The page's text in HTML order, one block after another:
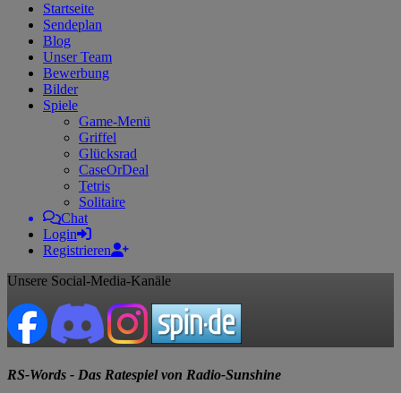
Startseite
Sendeplan
Blog
Unser Team
Bewerbung
Bilder
Spiele
Game-Menü
Griffel
Glücksrad
CaseOrDeal
Tetris
Solitaire
Chat
Login
Registrieren
Unsere Social-Media-Kanäle
RS-Words - Das Ratespiel von Radio-Sunshine